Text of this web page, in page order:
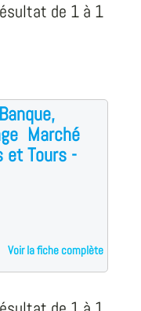
de 1 à 1
 Marché
et Tours -
Voir la fiche complète